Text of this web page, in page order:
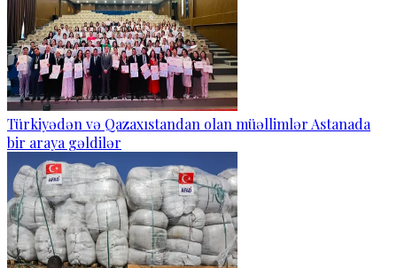
Türkiyədən və Qazaxıstandan olan müəllimlər Astanada
bir araya gəldilər